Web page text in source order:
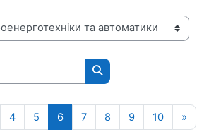
Пошук курсів
2 3
4Сторінка 4
5Сторінка 5
6Сторінка 6
7Сторінка 7
8Сторінка 8
9Сторінка 9
10 »